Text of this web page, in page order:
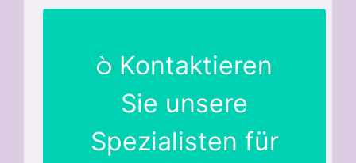
Kontaktieren
Sie unsere
Spezialisten für